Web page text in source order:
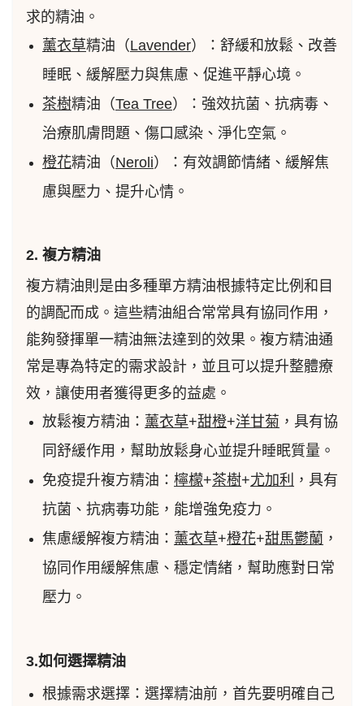
求的精油。
薰衣草精油（Lavender）：舒緩和放鬆、改善
睡眠、緩解壓力與焦慮、促進平靜心境。
茶樹精油（Tea Tree）：強效抗菌、抗病毒、
治療肌膚問題、傷口感染、淨化空氣。
橙花精油（Neroli）：有效調節情緒、緩解焦
慮與壓力、提升心情。
2. 複方精油
複方精油則是由多種單方精油根據特定比例和目
的調配而成。這些精油組合常常具有協同作用，
能夠發揮單一精油無法達到的效果。複方精油通
常是專為特定的需求設計，並且可以提升整體療
效，讓使用者獲得更多的益處。
放鬆複方精油： 薰衣草+甜橙+洋甘菊 ，具有協
同舒緩作用，幫助放鬆身心並提升睡眠質量。
免疫提升複方精油： 檸檬+茶樹+尤加利
，具有
抗菌、抗病毒功能，能增強免疫力。
焦慮緩解複方精油： 薰衣草+橙花+甜馬鬱蘭 ，
協同作用緩解焦慮、穩定情緒，幫助應對日常
壓力。
3.如何選擇精油
根據需求選擇：選擇精油前，首先要明確自己